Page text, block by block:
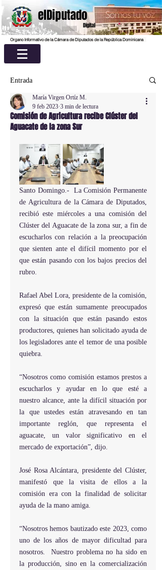
elDiputado
Digital
Organo Informativo de la Cámara de Diputados de la República Dominicana
Entrada
Comisión de Agricultura recibe Clúster del
Aguacate de la zona Sur
María Virgen Ortíz M.
9 feb 2023 3 min de lectura
Santo Domingo.-  La Comisión Permanente
de Agricultura de la Cámara de Diputados,
recibió este miércoles a una comisión del
Clúster del Aguacate de la zona sur, a fin de
escucharlos con relación a la preocupación
que sienten ante el difícil momento por el
que están pasando con los bajos precios del
rubro.
Rafael Abel Lora, presidente de la comisión,
expresó que están sumamente preocupados
con la situación que están pasando estos
productores, quienes han solicitado ayuda de
los legisladores ante el temor de una posible
quiebra.
“Nosotros como comisión estamos prestos a
escucharlos y ayudar en lo que esté a
nuestro alcance, ante la difícil situación por
la que ustedes están atravesando en tan
importante reglón, que representa el
aguacate, un valor significativo en el
mercado de exportación”, dijo.
José Rosa Alcántara, presidente del Clúster,
manifestó que la visita de ellos a la
comisión era con la finalidad de solicitar
ayuda de la mano amiga.
“Nosotros hemos bautizado este 2023, como
uno de los años de mayor dificultad para
nosotros.  Nuestro problema no ha sido en
la producción, sino en la comercialización